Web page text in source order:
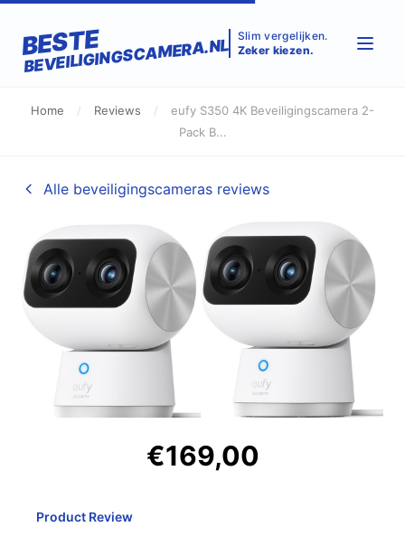
BESTE
BEVEILIGINGSCAMERA.NL Slim vergelijken.
Zeker kiezen.
Home / Reviews /
eufy S350 4K Beveiligingscamera 2-
Pack B...
Alle beveiligingscameras reviews
€169,00
Product Review